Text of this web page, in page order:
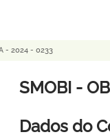
- 2024 - 0233
SMOBI -
Dados do